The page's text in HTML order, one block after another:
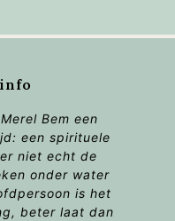
Bem een
een spirituele
niet echt de
onder water
is het
beter laat dan